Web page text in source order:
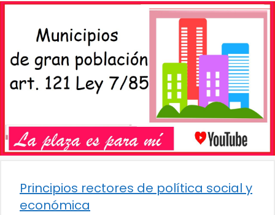
Principios rectores de política social y
económica